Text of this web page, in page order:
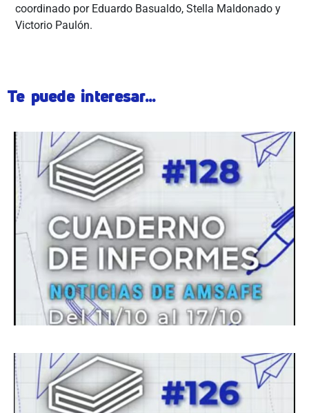
coordinado por Eduardo Basualdo, Stella Maldonado y
Victorio Paulón.
Te puede interesar...